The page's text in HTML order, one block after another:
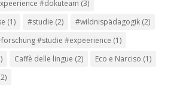
#dokuteam (3)
(1) #studie (2) #wildnispädagogik(2)
#studie #expeerience (1)
Caffè delle lingue (2) Eco e Narciso (1)